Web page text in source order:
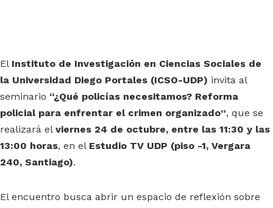
El Instituto de Investigación en Ciencias Sociales de
la Universidad Diego Portales (ICSO-UDP) invita al
seminario “¿Qué policías necesitamos? Reforma
policial para enfrentar el crimen organizado”, que se
realizará el viernes 24 de octubre, entre las 11:30 y las
13:00 horas, en el Estudio TV UDP (piso -1, Vergara
240, Santiago).
El encuentro busca abrir un espacio de reflexión sobre